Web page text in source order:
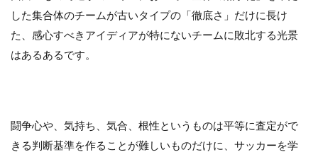
した集合体のチームが古いタイプの「徹底さ」だけに長け
た、感心すべきアイディアが特にないチームに敗北する光景
はあるあるです。
闘争心や、気持ち、気合、根性というものは平等に査定がで
きる判断基準を作ることが難しいものだけに、サッカーを学